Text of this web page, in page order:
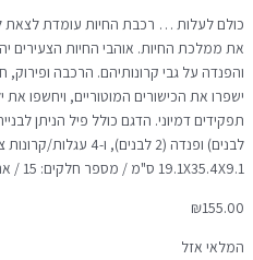
כולם לעלות … רכבת החיות עומדת
את ממלכת החיות. אוהבי החיות הצעירים
והפנדה על גבי קרונותיהם. הרכבה ופירוק,
ישפרו את הכישורים המוטוריים, ויחשפו
19.1X35.4X9.1 ס"מ / מספר חלקים: 15 / ארץ ייצור: הונגריה
₪155.00
המלאי אזל